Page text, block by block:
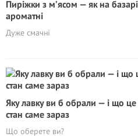
Пиріжки з м’ясом — як на
ароматні
Дуже смачні
Яку лавку ви б обрали — і що
стан саме зараз
Що оберете ви?